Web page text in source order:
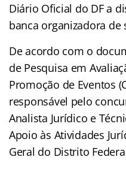
Diário Oficial do DF a
banca organizadora
De acordo com o
de Pesquisa em
Promoção de Eventos
responsável pelo
Analista Jurídico e
Apoio às Atividades
Geral do Distrito